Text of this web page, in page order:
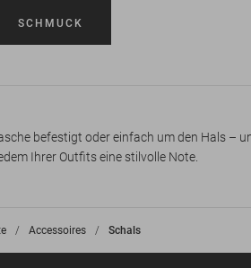
SCHMUCK
befestigt oder einfach um den Hals –
Ihrer Outfits eine stilvolle Note.
>
Accessoires >
Schals